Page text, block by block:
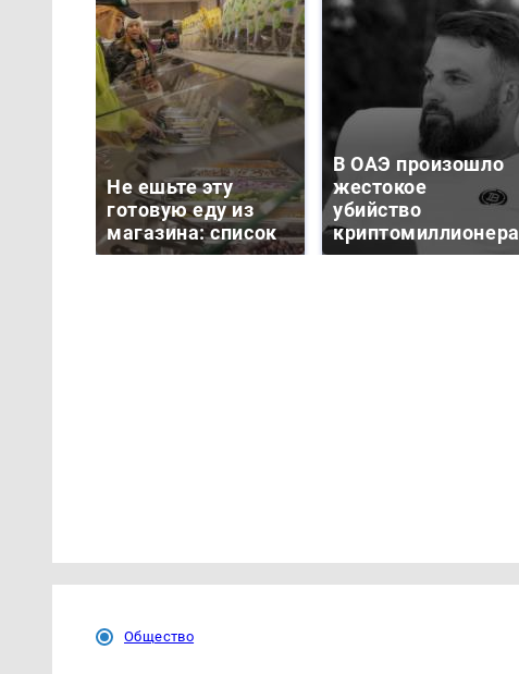
Не ешьте эту
готовую еду из
магазина: список
В ОАЭ произошло
жестокое
убийство
криптомиллионера
Общество